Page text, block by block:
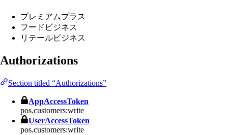
プレミアムプラス
フードビジネス
リテールビジネス
Authorizations
Section titled “Authorizations”
AppAccessToken
pos.customers:write
UserAccessToken
pos.customers:write